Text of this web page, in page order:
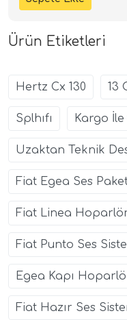
SPLHIFI
Ürün Etiketleri
Hertz Cx 130 13
Splhıfı Kargo
Uzaktan Teknik
Fiat Egea Ses
Fiat Linea
Fiat Punto Ses
Egea Kapı
Fiat Hazır Ses